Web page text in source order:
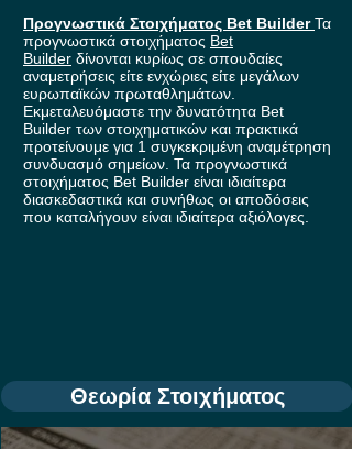
Προγνωστικά Στοιχήματος Bet BuilderΤα
προγνωστικά στοιχήματος Bet
Builder δίνονται κυρίως σε σπουδαίες
αναμετρήσεις είτε ενχώριες είτε μεγάλων
ευρωπαϊκών πρωταθλημάτων.
Εκμεταλευόμαστε την δυνατότητα Bet
Builder των στοιχηματικών και πρακτικά
προτείνουμε για 1 συγκεκριμένη αναμέτρηση
συνδυασμό σημείων. Τα προγνωστικά
στοιχήματος Bet Builder είναι ιδιαίτερα
διασκεδαστικά και συνήθως οι αποδόσεις
που καταλήγουν είναι ιδιαίτερα αξιόλογες.
Θεωρία Στοιχήματος